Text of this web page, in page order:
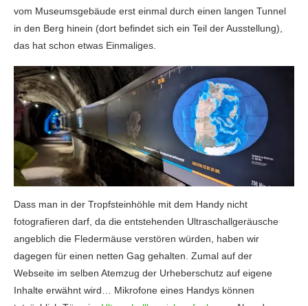
vom Museumsgebäude erst einmal durch einen langen Tunnel
in den Berg hinein (dort befindet sich ein Teil der Ausstellung),
das hat schon etwas Einmaliges.
Dass man in der Tropfsteinhöhle mit dem Handy nicht
fotografieren darf, da die entstehenden Ultraschallgeräusche
angeblich die Fledermäuse verstören würden, haben wir
dagegen für einen netten Gag gehalten. Zumal auf der
Webseite im selben Atemzug der Urheberschutz auf eigene
Inhalte erwähnt wird… Mikrofone eines Handys können